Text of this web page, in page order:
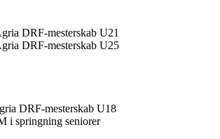
DRF-mesterskab U21
DRF-mesterskab U25
DRF-mesterskab U18
i springning seniorer